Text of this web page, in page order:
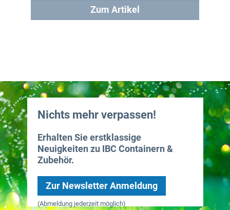
Zum Artikel
Nichts mehr verpassen!
Erhalten Sie erstklassige
Neuigkeiten zu IBC Containern &
Zubehör.
Zur Newsletter Anmeldung
(Abmeldung jederzeit möglich)